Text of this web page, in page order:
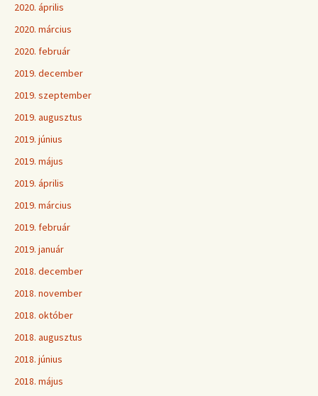
2020. április
2020. március
2020. február
2019. december
2019. szeptember
2019. augusztus
2019. június
2019. május
2019. április
2019. március
2019. február
2019. január
2018. december
2018. november
2018. október
2018. augusztus
2018. június
2018. május